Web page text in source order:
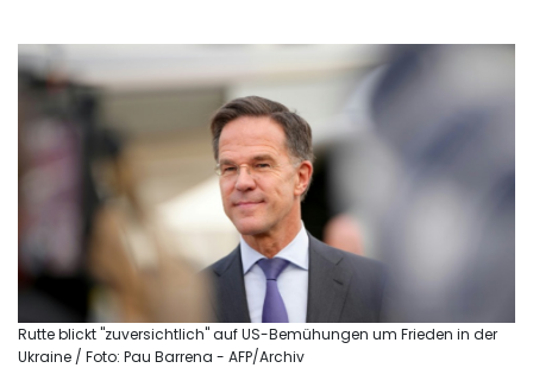
Rutte blickt "zuversichtlich" auf US-Bemühungen um Frieden in der
Ukraine / Foto: Pau Barrena - AFP/Archiv